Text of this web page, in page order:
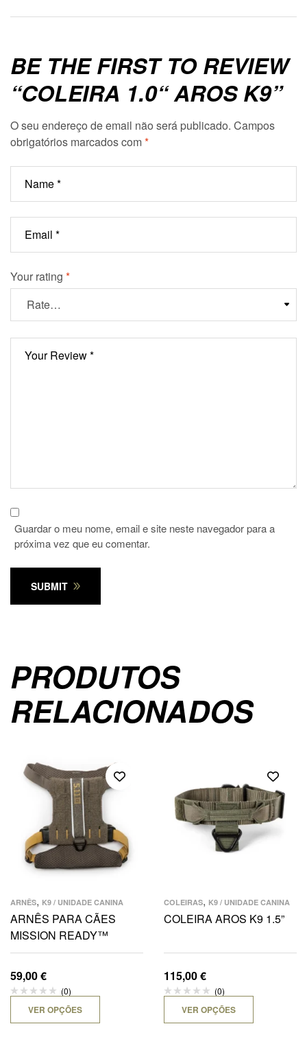
BE THE FIRST TO REVIEW
“COLEIRA 1.0“ AROS K9”
O seu endereço de email não será publicado. Campos
obrigatórios marcados com*
Your rating *
Guardar o meu nome, email e site neste navegador para a
próxima vez que eu comentar.
SUBMIT
PRODUTOS
RELACIONADOS
ARNÊS, K9 / UNIDADE CANINA
ARNÊS PARA CÃES
MISSION READY™
59,00€
(0)
VER OPÇÕES
COLEIRAS, K9 / UNIDADE CANINA
COLEIRA AROS K9 1.5”
115,00€
(0)
VER OPÇÕES